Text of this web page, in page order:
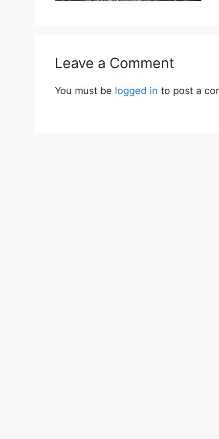
Leave a Comment
You must be logged in to post a